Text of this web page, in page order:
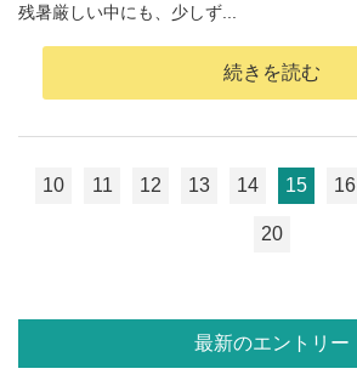
残暑厳しい中にも、少しず...
続きを読む
10 11 12 13 14 15 16
20
最新のエントリー